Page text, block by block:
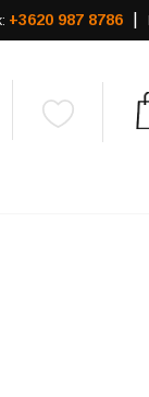
+3620 987 8786